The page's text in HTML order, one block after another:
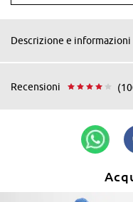
Descrizione e informazioni
Recensioni